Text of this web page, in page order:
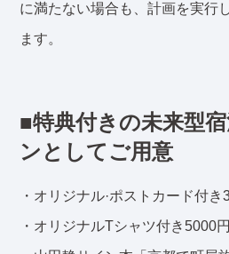
に満たない場合も、計画を実行
ます。
■特典付きの未来型
ンとしてご用意
・オリジナル·ポストカード付
・オリジナルTシャツ付き5000